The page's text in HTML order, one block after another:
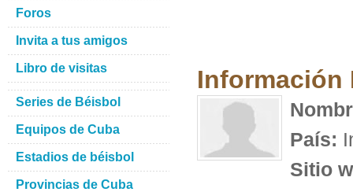
Información
País:
Sitio
Foros
Invita a tus amigos
Libro de visitas
Series de Béisbol
Equipos de Cuba
Estadios de béisbol
Provincias de Cuba